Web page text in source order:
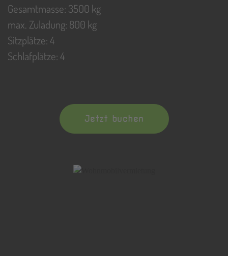
Gesamtmasse: 3500 kg
max. Zuladung: 800 kg
Sitzplätze: 4
Schlafplätze: 4
Jetzt buchen